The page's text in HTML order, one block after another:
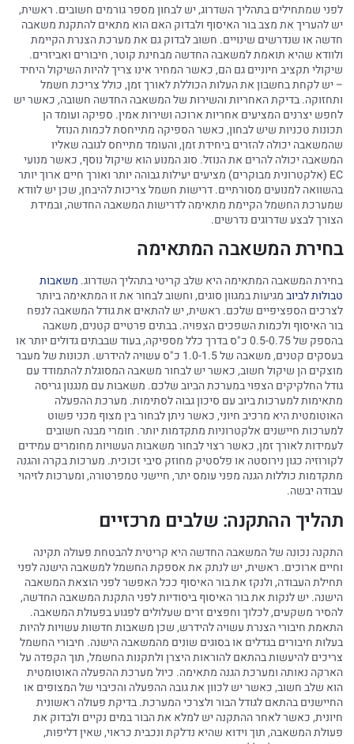
לפני שמתחילים בתהליך השדרוג, יש לבחון מספר גורמים חשובים. ראשית,
יש להעריך את מצב בור האיסוף ולבדוק האם הוא מתאים להתקנת משאבה
חדשה או שנדרשים שינויים. חשוב לבדוק גם את מערכת הצנרת הקיימת
ולוודא שהיא תואמת למשאבה החדשה מבחינת קוטר, חיבורים ואביזרים.
שיקולי תקציב חיוניים גם הם, כאשר המחיר אינו צריך להיות השיקול היחיד
– יש לקחת בחשבון את העלות הכוללת לאורך זמן, כולל צריכת חשמל
ותחזוקה. בדיקת האחריות והשירות של המשאבה החדשה חשובה, כאשר יש
לחפש יצרנים המציעים אחריות ארוכה ושירות אמין. ספיקה ועומד הן
תכונות טכניות שיש לבחון, כאשר הספיקה מתייחסת לכמות הנוזל
שהמשאבה יכולה להזרים ביחידת זמן, והעומד מתייחס לגובה שאליו
המשאבה יכולה להרים את הנוזל. סוג המנוע הוא שיקול נוסף, כאשר מנועי
EC (אלקטרונית מבוקרים) מציעים יעילות גבוהה יותר ואורך חיים ארוך יותר
בהשוואה למנועים מסורתיים. דרישות חשמל צריכות להיבחן, שכן יש לוודא
שמערכת החשמל הקיימת מתאימה לדרישות המשאבה החדשה, ובמידת
הצורך לבצע שדרוגים נדרשים.
בחירת המשאבה המתאימה
בחירת המשאבה המתאימה היא שלב קריטי בתהליך השדרוג. משאבות
טבולות לביובמגיעות במגוון סוגים, וחשוב לבחור את זו המתאימה ביותר
לצרכים הספציפיים שלכם. ראשית, יש להתאים את גודל המשאבה לנפח
בור האיסוף ולכמות השפכים הצפויה. בבתים פרטיים קטנים, משאבה
בהספק של 0.5-0.75 כ"ס בדרך כלל מספיקה, בעוד שבבתים גדולים יותר או
בעסקים קטנים, משאבה של 1.0-1.5 כ"ס עשויה להידרש. תכונות של מעבר
מוצקים הן שיקול חשוב, כאשר יש לבחור משאבה המסוגלת להתמודד עם
גודל החלקיקים הצפוי במערכת הביוב שלכם. משאבות עם מנגנון גריסה
מתאימות למערכות ביוב עם סיכון גבוה לסתימות. מערכת ההפעלה
האוטומטית היא מרכיב חיוני, כאשר ניתן לבחור בין מצוף מכני פשוט
למערכות חיישנים אלקטרוניות מתקדמות יותר. חומרי מבנה חשובים
לעמידות לאורך זמן, כאשר רצוי לבחור משאבות העשויות מחומרים עמידים
לקורוזיה כגון נירוסטה או פלסטיק מחוזק סיבי זכוכית. מערכות בקרה והגנה
מתקדמות כוללות הגנה מפני עומס יתר, חיישני טמפרטורה, ומערכות לזיהוי
עבודה יבשה.
תהליך ההתקנה: שלבים מרכזיים
התקנה נכונה של המשאבה החדשה היא קריטית להבטחת פעולה תקינה
וחיים ארוכים. ראשית, יש לנתק את אספקת החשמל למשאבה הישנה לפני
תחילת העבודה, ולנקז את בור האיסוף ככל האפשר לפני הוצאת המשאבה
הישנה. יש לנקות את בור האיסוף ביסודיות לפני התקנת המשאבה החדשה,
להסיר משקעים, לכלוך וחפצים זרים שעלולים לפגוע בפעולת המשאבה.
התאמת חיבורי הצנרת עשויה להידרש, שכן משאבות חדשות עשויות להיות
בעלות חיבורים בגדלים או בסוגים שונים מהמשאבה הישנה. חיבורי החשמל
צריכים להיעשות בהתאם להוראות היצרן ולתקנות החשמל, תוך הקפדה על
הארקה נאותה ומערכת הגנה מתאימה. כיול מערכת ההפעלה האוטומטית
הוא שלב חשוב, כאשר יש לכוון את גובה ההפעלה והכיבוי של המצופים או
החיישנים בהתאם לגודל הבור ולצרכי המערכת. בדיקת פעולה ראשונית
חיונית, כאשר לאחר ההתקנה יש למלא את הבור במים נקיים ולבדוק את
פעולת המשאבה, תוך וידוא שהיא נדלקת ונכבית כראוי, שאין דליפות,